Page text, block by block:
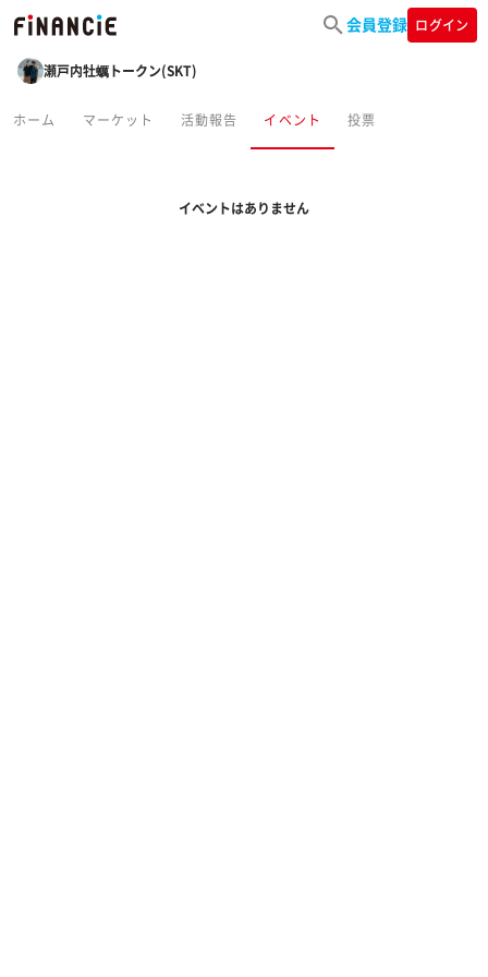
会員登録 ログイン
瀬戸内牡蠣トークン(SKT)
ホーム マーケット 活動報告 イベント 投票
イベントはありません